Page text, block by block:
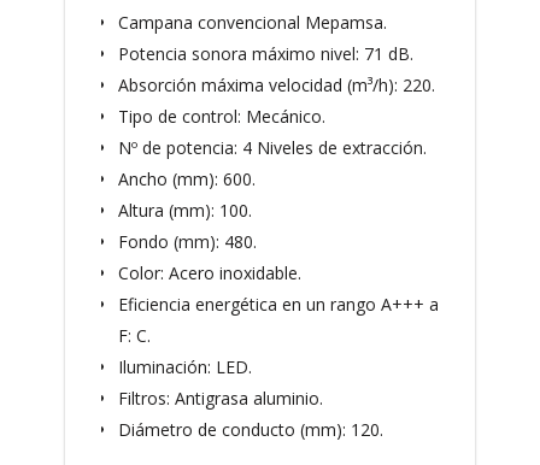
Campana convencional Mepamsa.
Potencia sonora máximo nivel: 71 dB.
Absorción máxima velocidad (m³/h): 220.
Tipo de control: Mecánico.
Nº de potencia: 4 Niveles de extracción.
Ancho (mm): 600.
Altura (mm): 100.
Fondo (mm): 480.
Color: Acero inoxidable.
Eficiencia energética en un rango A+++ a
F: C.
Iluminación: LED.
Filtros: Antigrasa aluminio.
Diámetro de conducto (mm): 120.